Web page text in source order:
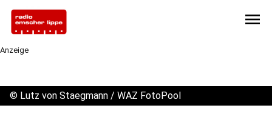
menu
Anzeige
© Lutz von Staegmann / WAZ FotoPool